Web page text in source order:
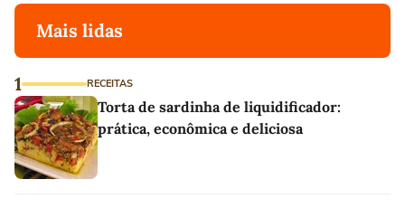
Mais lidas
1 RECEITAS
Torta de sardinha de liquidificador:
prática, econômica e deliciosa